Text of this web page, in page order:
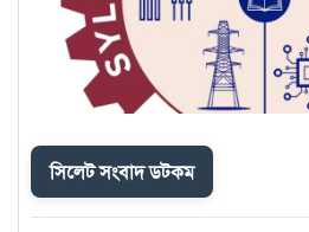
সিলেট সংবাদ ডটকম